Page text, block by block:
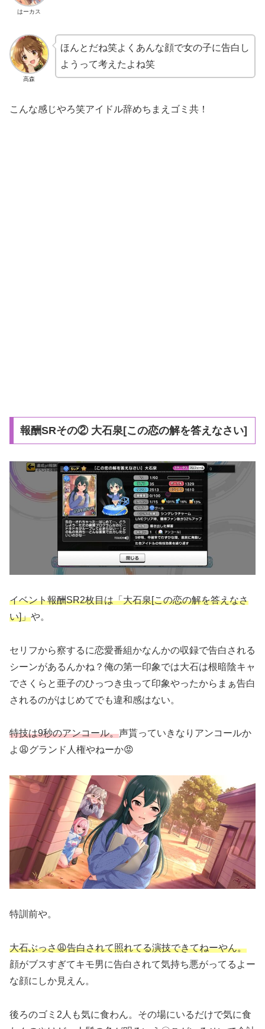
はーカス
高森
ほんとだね笑よくあんな顔で女の子に告白し
ようって考えたよね笑
こんな感じやろ笑アイドル辞めちまえゴミ共！
報酬SRその② 大石泉[この恋の解を答えなさい]
イベント報酬SR2枚目は「大石泉[この恋の解を答えなさ
い]」や。
セリフから察するに恋愛番組かなんかの収録で告白される
シーンがあるんかね？俺の第一印象では大石は根暗陰キャ
でさくらと亜子のひっつき虫って印象やったからまぁ告白
されるのがはじめてでも違和感はない。
特技は9秒のアンコール。声貰っていきなりアンコールか
よ😩グランド人権やねーか😡
特訓前や。
大石ぶっさ😩告白されて照れてる演技できてねーやん。
顔がブスすぎてキモ男に告白されて気持ち悪がってるよー
な顔にしか見えん。
後ろのゴミ2人も気に食わん。その場にいるだけで気に食